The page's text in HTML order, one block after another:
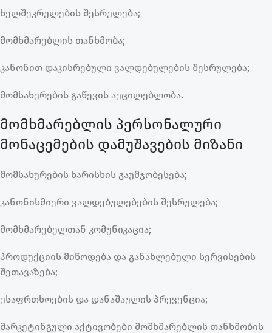
ხელშეკრულების შესრულება;
მომხმარებლის თანხმობა;
კანონით დაკისრებული ვალდებულების შესრულება;
მომსახურების გაწევის აუცილებლობა.
მომხმარებლის პერსონალური
მონაცემების დამუშავების მიზანი
მომსახურების ხარისხის გაუმჯობესება;
კანონისმიერი ვალდებულებების შესრულება;
მომხმარებელთან კომუნიკაცია;
პროდუქციის მიწოდება და განახლებული სერვისების
შეთავაზება;
უსაფრთხოების და დანაშაულის პრევენცია;
მარკეტინგული აქტივობები მომხმარებლის თანხმობის